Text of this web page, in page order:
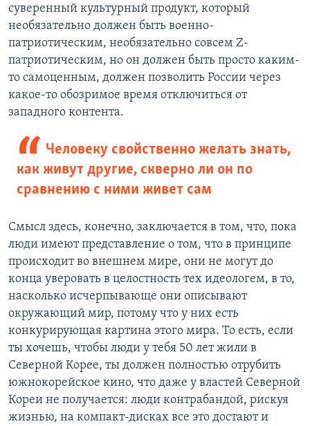
суверенный культурный продукт, который
необязательно должен быть военно-
патриотическим, необязательно совсем Z-
патриотическим, но он должен быть просто каким-
то самоценным, должен позволить России через
какое-то обозримое время отключиться от
западного контента.
Человеку свойственно желать знать,
как живут другие, скверно ли он по
сравнению с ними живет сам
Смысл здесь, конечно, заключается в том, что, пока
люди имеют представление о том, что в принципе
происходит во внешнем мире, они не могут до
конца уверовать в целостность тех идеологем, в то,
насколько исчерпывающе они описывают
окружающий мир, потому что у них есть
конкурирующая картина этого мира. То есть, если
ты хочешь, чтобы люди у тебя 50 лет жили в
Северной Корее, ты должен полностью отрубить
южнокорейское кино, что даже у властей Северной
Кореи не получается: люди контрабандой, рискуя
жизнью, на компакт-дисках все это достают и